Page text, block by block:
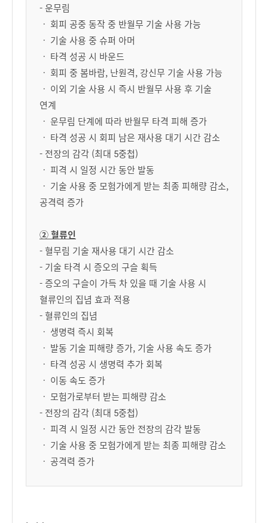
- 운무림
ㆍ 회피 공중 동작 중 반월무 기술 사용 가능
ㆍ 기술 사용 중 슈퍼 아머
ㆍ 타격 성공 시 바운드
ㆍ 회피 중 봄바람, 난원격, 강신무 기술 사용 가능
ㆍ 이외 기술 사용 시 즉시 반월무 사용 후 기술
연계
ㆍ 운무림 단계에 따라 반월무 타격 피해 증가
ㆍ 타격 성공 시 회피 남은 재사용 대기 시간 감소
- 전장의 감각 (최대 5중첩)
ㆍ 피격 시 일정 시간 동안 발동
ㆍ 기술 사용 중 모험가에게 받는 최종 피해량 감소,
공격력 증가
② 혈류인
- 혈무림 기술 재사용 대기 시간 감소
- 기술 타격 시 증오의 구슬 획득
- 증오의 구슬이 가득 차 있을 때 기술 사용 시
혈류인의 집념 효과 적용
- 혈류인의 집념
ㆍ 생명력 즉시 회복
ㆍ 발동 기술 피해량 증가, 기술 사용 속도 증가
ㆍ 타격 성공 시 생명력 추가 회복
ㆍ 이동 속도 증가
ㆍ 모험가로부터 받는 피해량 감소
- 전장의 감각 (최대 5중첩)
ㆍ 피격 시 일정 시간 동안 전장의 감각 발동
ㆍ 기술 사용 중 모험가에게 받는 최종 피해량 감소
ㆍ 공격력 증가